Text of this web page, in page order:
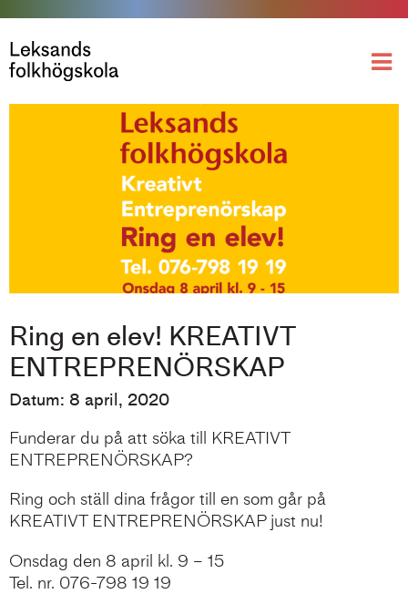
Ring en elev! KREATIVT
ENTREPRENÖRSKAP
Datum: 8 april, 2020
Funderar du på att söka till KREATIVT
ENTREPRENÖRSKAP?
Ring och ställ dina frågor till en som går på
KREATIVT ENTREPRENÖRSKAP just nu!
Onsdag den 8 april kl. 9 – 15
Tel. nr. 076-798 19 19